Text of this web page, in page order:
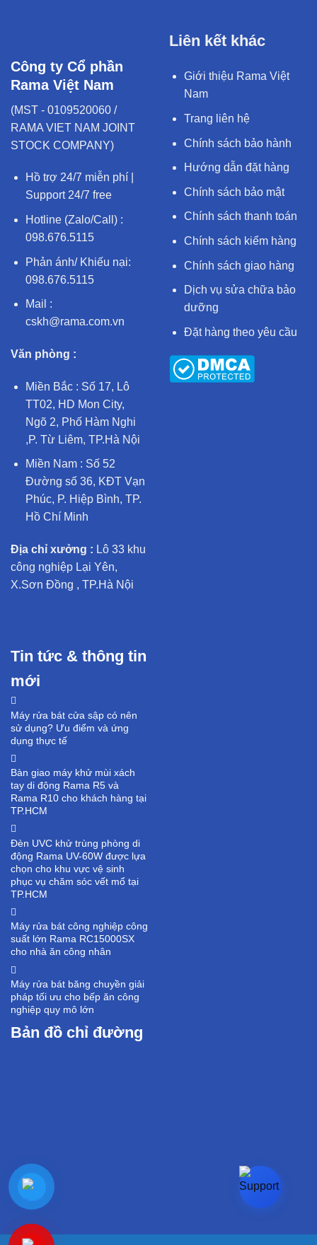
Công ty Cổ phần
Rama Việt Nam
(MST - 0109520060 /
RAMA VIET NAM JOINT
STOCK COMPANY)
Hồ trợ 24/7 miễn phí |
Support 24/7 free
Hotline (Zalo/Call) :
098.676.5115
Phản ánh/ Khiếu nại:
098.676.5115
Mail :
cskh@rama.com.vn
Văn phòng :
Miền Bắc : Số 17, Lô
TT02, HD Mon City,
Ngõ 2, Phố Hàm Nghi
,P. Từ Liêm, TP.Hà Nội
Miền Nam : Số 52
Đường số 36, KĐT Vạn
Phúc, P. Hiệp Bình, TP.
Hồ Chí Minh
Địa chỉ xưởng : Lô 33 khu
công nghiệp Lại Yên,
X.Sơn Đồng , TP.Hà Nội
Liên kết khác
Giới thiệu Rama Việt
Nam
Trang liên hệ
Chính sách bảo hành
Hướng dẫn đặt hàng
Chính sách bảo mật
Chính sách thanh toán
Chính sách kiểm hàng
Chính sách giao hàng
Dịch vụ sửa chữa bảo
dưỡng
Đặt hàng theo yêu cầu
Tin tức & thông tin
mới
Máy rửa bát cửa sập có nên
sử dụng? Ưu điểm và ứng
dụng thực tế
Bàn giao máy khử mùi xách
tay di động Rama R5 và
Rama R10 cho khách hàng tại
TP.HCM
Đèn UVC khử trùng phòng di
động Rama UV-60W được lựa
chọn cho khu vực vệ sinh
phục vụ chăm sóc vết mổ tại
TP.HCM
Máy rửa bát công nghiệp công
suất lớn Rama RC15000SX
cho nhà ăn công nhân
Máy rửa bát băng chuyền giải
pháp tối ưu cho bếp ăn công
nghiệp quy mô lớn
Bản đồ chỉ đường